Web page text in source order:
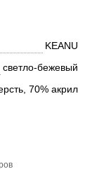
пуховик,
KEANU
светло-бежевый
70% акрил